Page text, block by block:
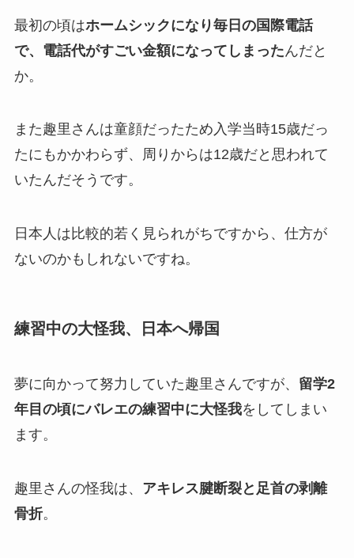
最初の頃はホームシックになり毎日の国際電話
で、電話代がすごい金額になってしまったんだと
か。
また趣里さんは童顔だったため入学当時15歳だっ
たにもかかわらず、周りからは12歳だと思われて
いたんだそうです。
日本人は比較的若く見られがちですから、仕方が
ないのかもしれないですね。
練習中の大怪我、日本へ帰国
夢に向かって努力していた趣里さんですが、 留学2
年目の頃にバレエの練習中に大怪我をしてしまい
ます。
趣里さんの怪我は、 アキレス腱断裂と足首の剥離
骨折。